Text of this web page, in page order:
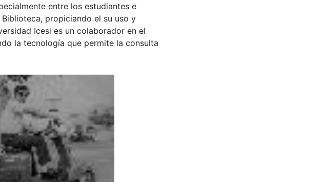
entre los estudiantes e
propiciando el su uso y
Icesi es un colaborador en el
la tecnología que permite la consulta